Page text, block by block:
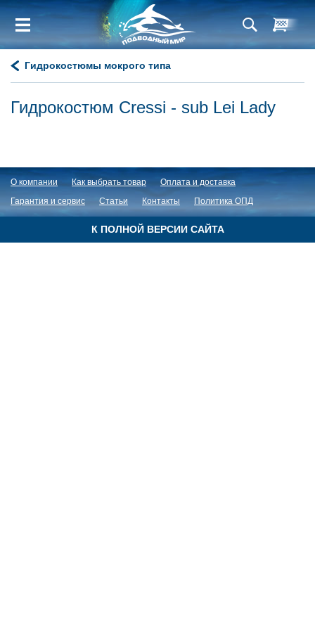
Гидрокостюмы мокрого типа
Гидрокостюм Cressi - sub Lei Lady
О компании Как выбрать товар
Оплата и доставка
Гарантия и сервис
Статьи Контакты Политика ОПД
К ПОЛНОЙ ВЕРСИИ САЙТА